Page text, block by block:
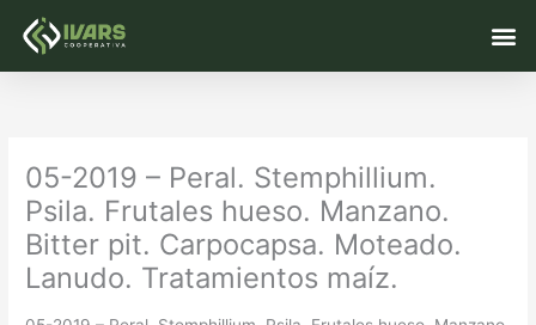
05-2019 – Peral. Stemphillium.
Psila. Frutales hueso. Manzano.
Bitter pit. Carpocapsa. Moteado.
Lanudo. Tratamientos maíz.